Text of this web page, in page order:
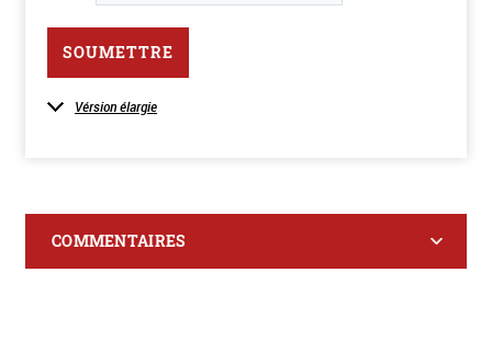
SOUMETTRE
Vérsion élargie
COMMENTAIRES